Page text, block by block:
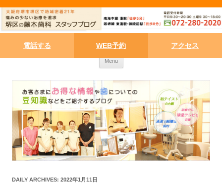
電話する WEB予約 アクセス
Menu Skip to content
DAILY ARCHIVES: 2022年1月11日